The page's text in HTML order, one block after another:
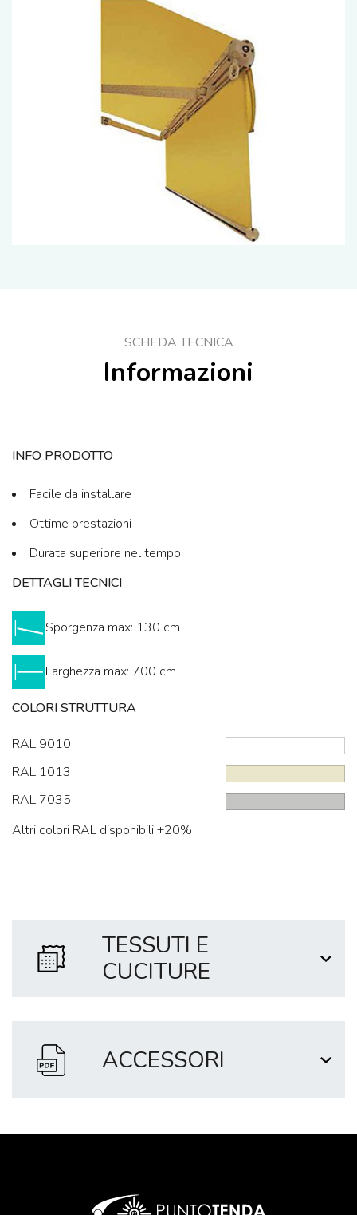
SCHEDA TECNICA
Informazioni
INFO PRODOTTO
Facile da installare
Ottime prestazioni
Durata superiore nel tempo
DETTAGLI TECNICI
Sporgenza max: 130 cm
Larghezza max: 700 cm
COLORI STRUTTURA
RAL 9010
RAL 1013
RAL 7035
Altri colori RAL disponibili +20%
TESSUTI E
CUCITURE
ACCESSORI